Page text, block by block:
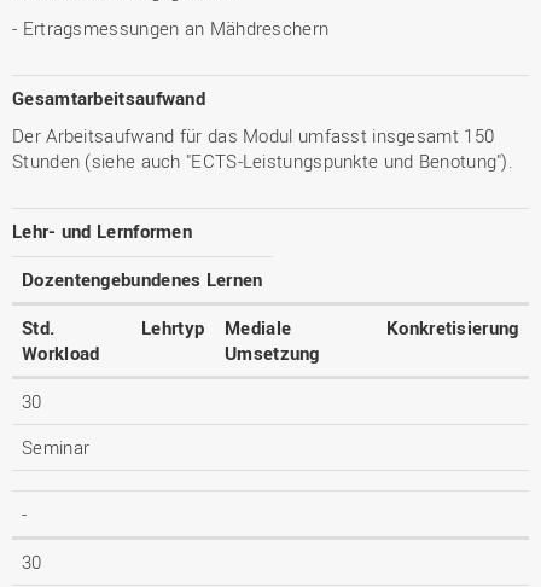
- Ertragsmessungen an Mähdreschern
Gesamtarbeitsaufwand
Der Arbeitsaufwand für das Modul umfasst insgesamt 150
Stunden (siehe auch "ECTS-Leistungspunkte und Benotung").
Lehr- und Lernformen
Dozentengebundenes Lernen
Std.
Workload
Lehrtyp
Mediale
Umsetzung
Konkretisierung
30
Seminar
-
30